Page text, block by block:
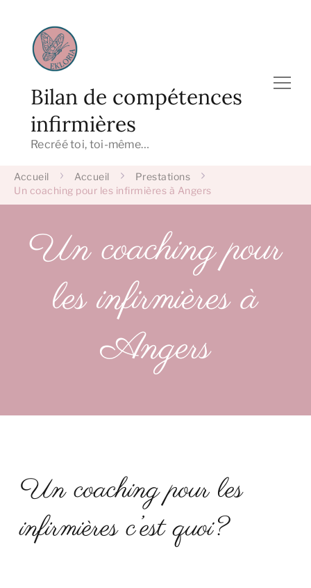
Bilan de compétences
infirmières
Recréé toi, toi-même…
Accueil Accueil
Prestations
Un coaching pour les infirmières à Angers
Un coaching pour
les infirmières à
Angers
Un coaching pour les
infirmières c’est quoi?